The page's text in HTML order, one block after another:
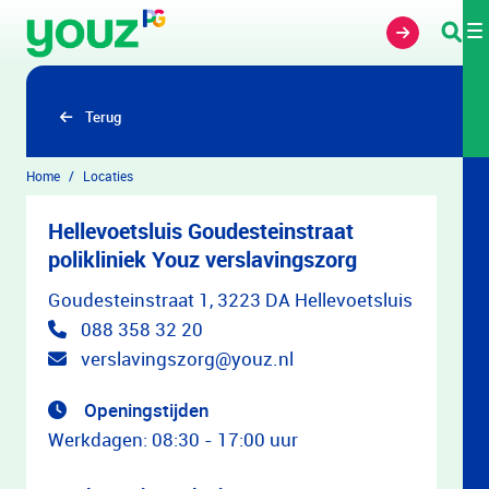
Overslaan en naar hoofdinhoud gaan
Terug
Home Locaties
Hellevoetsluis Goudesteinstraat
polikliniek Youz verslavingszorg
Goudesteinstraat 1, 3223 DA Hellevoetsluis
088 358 32 20
verslavingszorg@youz.nl
Openingstijden
Werkdagen: 08:30 - 17:00 uur